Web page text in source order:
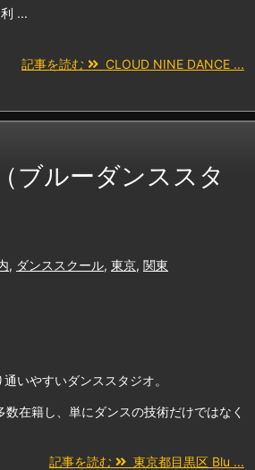
...
記事を読む CLOUD NINE DANCE ...
ブルーダンススタ
, ダンススクール, 東京, 関東
いやすいダンススタジオ。
在籍し、単にダンスの技術だけではなく
記事を読む
東京都目黒区 Blu ...